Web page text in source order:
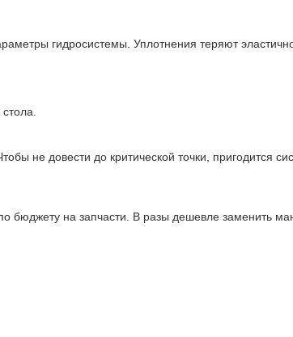
гидросистемы. Уплотнения теряют
не довести до критической точки, пригодится
бюджету на запчасти. В разы дешевле заменить